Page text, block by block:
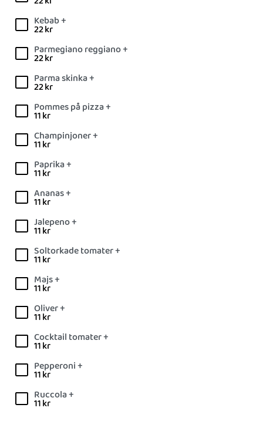
Kebab +
22kr
Parmegiano reggiano +
22kr
Parma skinka +
22kr
Pommes på pizza +
11kr
Champinjoner +
11kr
Paprika +
11kr
Ananas +
11kr
Jalepeno +
11kr
Soltorkade tomater +
11kr
Majs +
11kr
Oliver +
11kr
Cocktail tomater +
11kr
Pepperoni +
11kr
Ruccola +
11kr